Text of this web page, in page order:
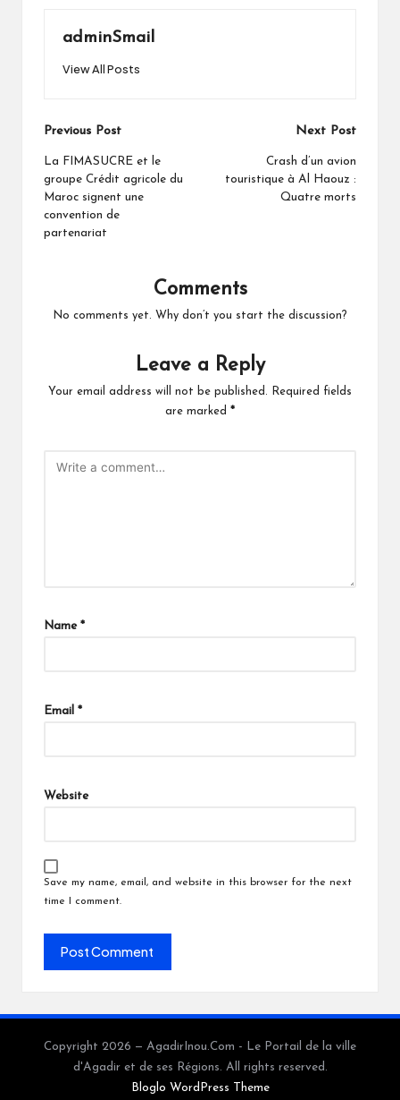
adminSmail
View All Posts
Post
navigation
Previous Post
La FIMASUCRE et le
groupe Crédit agricole du
Maroc signent une
convention de
partenariat
Next Post
Crash d’un avion
touristique à Al Haouz :
Quatre morts
Comments
No comments yet. Why don’t you start the discussion?
Leave a Reply
Your email address will not be published.
Required fields
are marked *
Name *
Email *
Website
Save my name, email, and website in this browser for the next
time I comment.
Copyright 2026 — AgadirInou.Com - Le Portail de la ville
d'Agadir et de ses Régions. All rights reserved.
Bloglo WordPress Theme